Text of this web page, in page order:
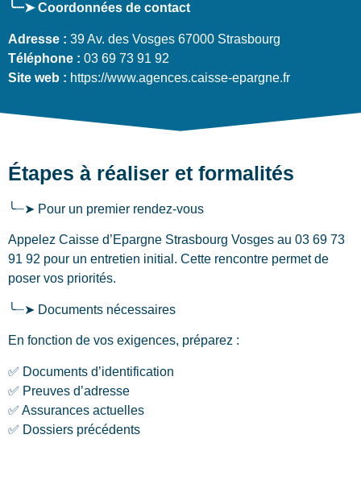
╰┈➤ Coordonnées de contact
Adresse : 39 Av. des Vosges 67000 Strasbourg
Téléphone : 03 69 73 91 92
Site web : https://www.agences.caisse-epargne.fr
Étapes à réaliser et formalités
╰┈➤ Pour un premier rendez-vous
Appelez Caisse d’Epargne Strasbourg Vosges au 03 69 73
91 92 pour un entretien initial. Cette rencontre permet de
poser vos priorités.
╰┈➤ Documents nécessaires
En fonction de vos exigences, préparez :
✅ Documents d’identification
✅ Preuves d’adresse
✅ Assurances actuelles
✅ Dossiers précédents